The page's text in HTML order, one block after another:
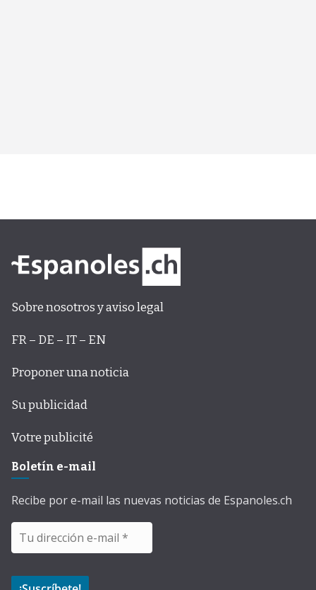
Sobre nosotros y aviso legal
FR – DE – IT – EN
Proponer una noticia
Su publicidad
Votre publicité
Boletín e-mail
Recibe por e-mail las nuevas noticias de Espanoles.ch